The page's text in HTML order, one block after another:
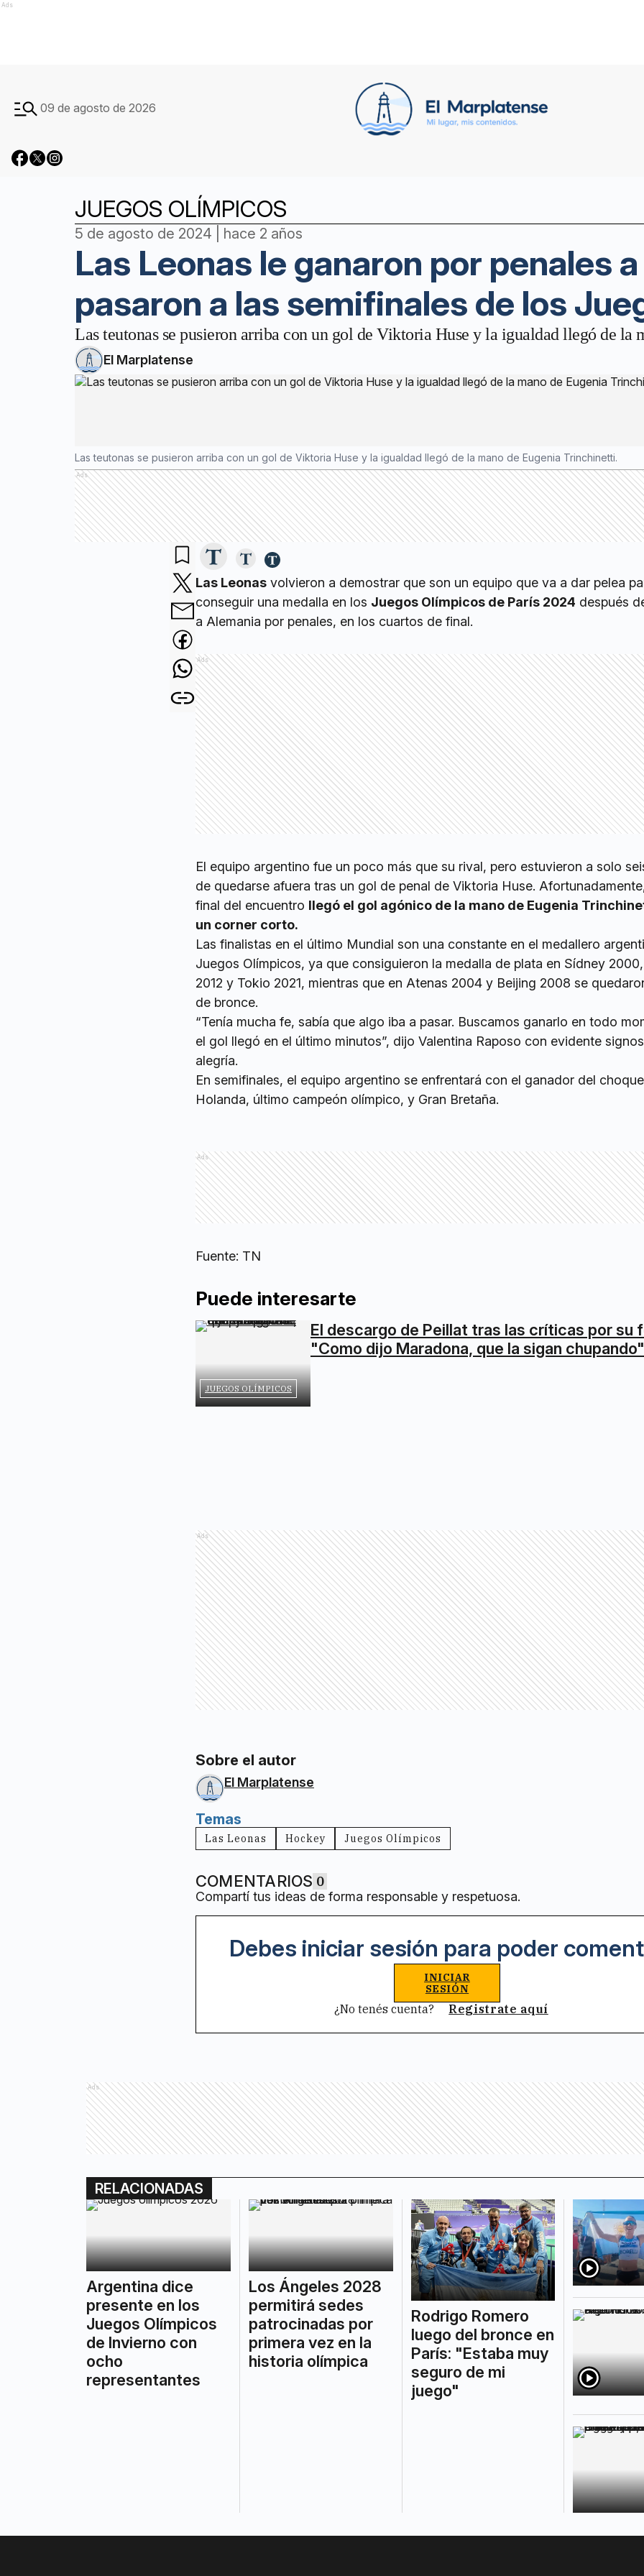
Ads
09 de agosto de 2026
JUEGOS OLÍMPICOS
5 de agosto de 2024 | hace 2 años
Las Leonas le ganaron por penales
pasaron a las semifinales de los
Las teutonas se pusieron arriba con un gol de Viktoria Huse y la igualdad llegó de la
El Marplatense
Las teutonas se pusieron arriba con un gol de Viktoria Huse y la igualdad llegó de la mano de Eugenia Trinchinetti.
Ads
Las Leonas volvieron a demostrar que son un equipo que va a dar pelea
conseguir una medalla en los Juegos Olímpicos de París 2024 después
a Alemania por penales, en los cuartos de final.
Ads
El equipo argentino fue un poco más que su rival, pero estuvieron a solo
de quedarse afuera tras un gol de penal de Viktoria Huse.
final del encuentro llegó el gol agónico de la mano de Eugenia
un corner corto.
Las finalistas en el último Mundial son una constante en el medallero
Juegos Olímpicos, ya que consiguieron la medalla de plata en Sídney
2012 y Tokio 2021, mientras que en Atenas 2004 y Beijing 2008 se
de bronce.
“Tenía mucha fe, sabía que algo iba a pasar. Buscamos ganarlo en todo
el gol llegó en el último minutos”, dijo Valentina Raposo con evidente
alegría.
En semifinales, el equipo argentino se enfrentará con el ganador del
Holanda, último campeón olímpico, y Gran Bretaña.
Ads
Fuente: TN
Puede interesarte
JUEGOS OLÍMPICOS
El descargo de Peillat tras las críticas por su
"Como dijo Maradona, que la sigan chupando"
Ads
Sobre el autor
El Marplatense
Temas
Las Leonas Hockey Juegos Olímpicos
COMENTARIOS 0
Compartí tus ideas de forma responsable y respetuosa.
Debes iniciar sesión para poder
INICIAR
SESIÓN
¿No tenés cuenta? Registrate aquí
Ads
RELACIONADAS
Argentina dice
presente en los
Juegos Olímpicos
de Invierno con
ocho
representantes
Los Ángeles 2028
permitirá sedes
patrocinadas por
primera vez en la
historia olímpica
Rodrigo Romero
luego del bronce en
París: "Estaba muy
seguro de mi
juego"